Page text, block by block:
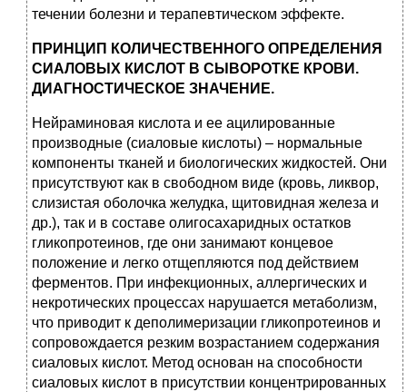
течении болезни и терапевтическом эффекте.
ПРИНЦИП КОЛИЧЕСТВЕННОГО ОПРЕДЕЛЕНИЯ
СИАЛОВЫХ КИСЛОТ В СЫВОРОТКЕ КРОВИ.
ДИАГНОСТИЧЕСКОЕ ЗНАЧЕНИЕ.
Нейраминовая кислота и ее ацилированные
производные (сиаловые кислоты) – нормальные
компоненты тканей и биологических жидкостей. Они
присутствуют как в свободном виде (кровь, ликвор,
слизистая оболочка желудка, щитовидная железа и
др.), так и в составе олигосахаридных остатков
гликопротеинов, где они занимают концевое
положение и легко отщепляются под действием
ферментов. При инфекционных, аллергических и
некротических процессах нарушается метаболизм,
что приводит к деполимеризации гликопротеинов и
сопровождается резким возрастанием содержания
сиаловых кислот. Метод основан на способности
сиаловых кислот в присутствии концентрированных